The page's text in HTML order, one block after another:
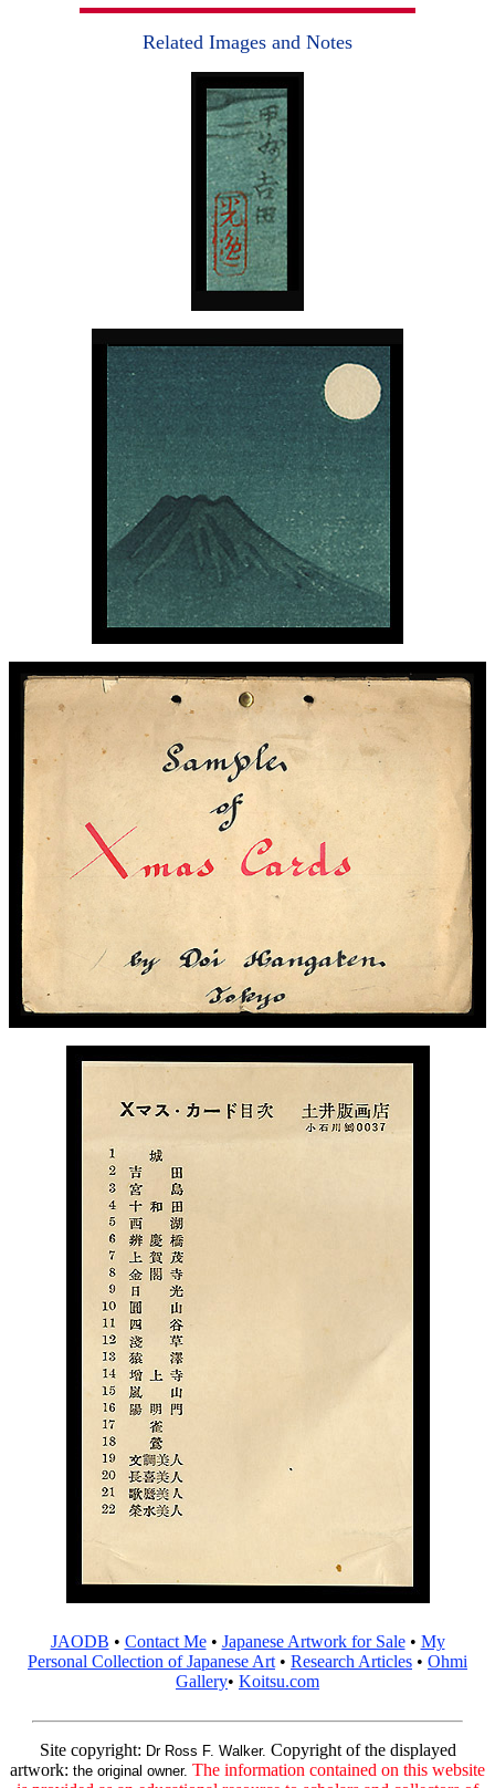
Related Images and Notes
JAODB • Contact Me• Japanese Artwork for Sale• My
Personal Collection of Japanese Art• Research Articles • Ohmi
Gallery• Koitsu.com
Site copyright: Dr Ross F. Walker. Copyright of the displayed
artwork: the original owner. The information contained on this website